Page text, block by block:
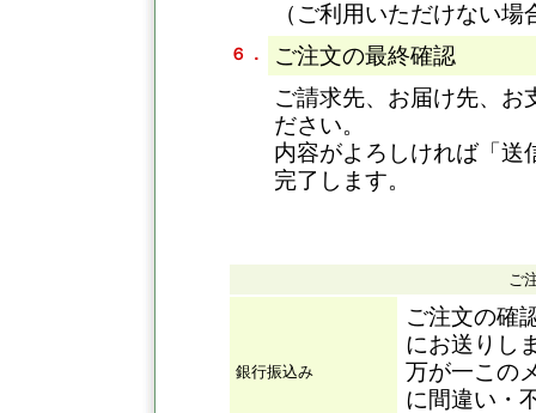
（ご利用いただけない
６．
ご注文の最終確認
ご請求先、お届け先、お
ださい。
内容がよろしければ「送
完了します。
ご
銀行振込み
ご注文の確
にお送りし
万が一この
に間違い・